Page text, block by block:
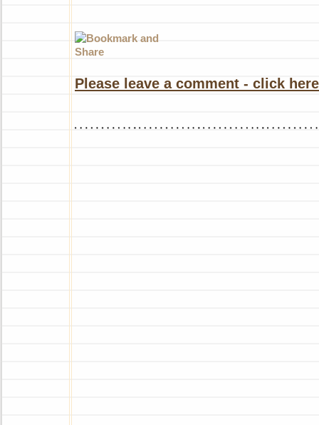
Please leave a comment - click